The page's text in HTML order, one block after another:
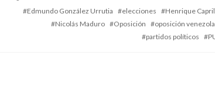
Edmundo González Urrutia
elecciones
Henrique
Nicolás Maduro
Oposición
oposición
partidos políticos